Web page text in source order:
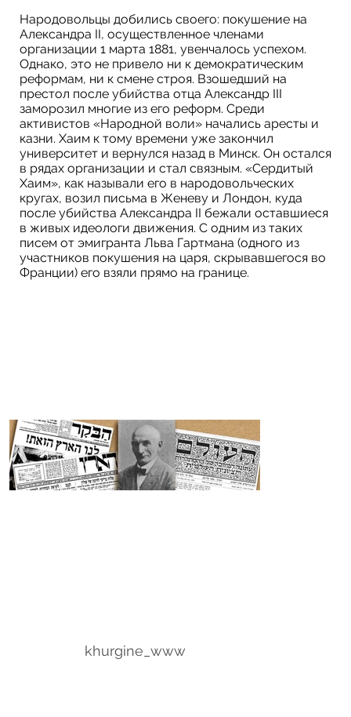
Народовольцы добились своего: покушение на
Александра II, осуществленное членами
организации 1 марта 1881, увенчалось успехом.
Однако, это не привело ни к демократическим
реформам, ни к смене строя. Взошедший на
престол после убийства отца Александр III
заморозил многие из его реформ. Среди
активистов «Народной воли» начались аресты и
казни. Хаим к тому времени уже закончил
университет и вернулся назад в Минск. Он остался
в рядах организации и стал связным. «Сердитый
Хаим», как называли его в народовольческих
кругах, возил письма в Женеву и Лондон, куда
после убийства Александра II бежали оставшиеся
в живых идеологи движения. С одним из таких
писем от эмигранта Льва Гартмана (одного из
участников покушения на царя, скрывавшегося во
Франции) его взяли прямо на границе.
khurgine_www